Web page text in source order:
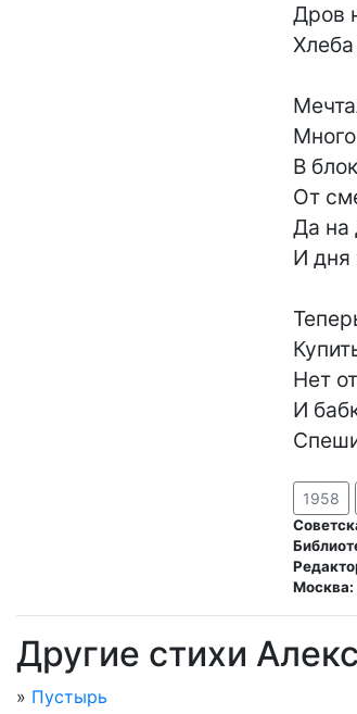
Дров
В
От
Да на
И дня
Нет
И
1958
Москва:
Другие стихи
» Пустырь